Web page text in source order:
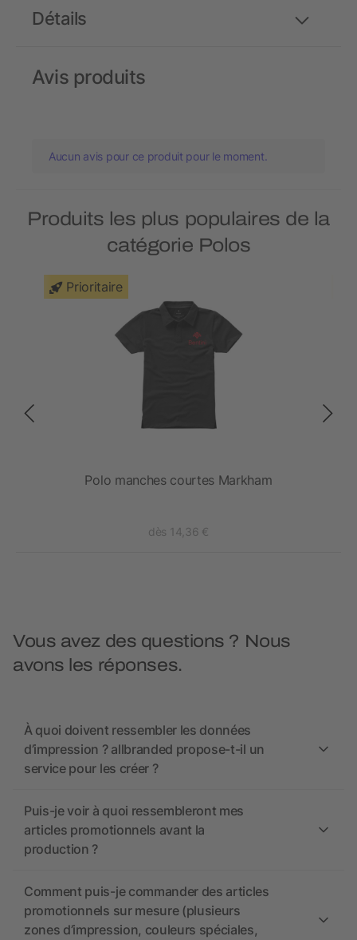
Détails
Avis produits
Aucun avis pour ce produit pour le moment.
Produits les plus populaires de la
catégorie Polos
Prioritaire
Polo manches courtes Markham
dès 14,36 €
Vous avez des questions ? Nous
avons les réponses.
À quoi doivent ressembler les données
d’impression ? allbranded propose-t-il un
service pour les créer ?
Puis-je voir à quoi ressembleront mes
articles promotionnels avant la
production ?
Comment puis-je commander des articles
promotionnels sur mesure (plusieurs
zones d’impression, couleurs spéciales,